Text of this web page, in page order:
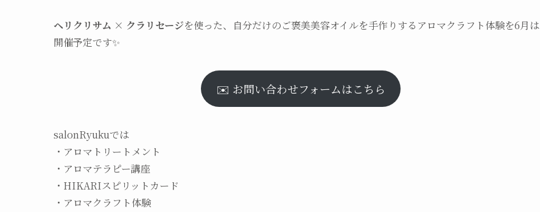
ヘリクリサム × クラリセージを使った、自分だけのご褒美美容オイルを手作りするアロマクラフト体験を6月は
開催予定です✨
✉️ お問い合わせフォームはこちら
salonRyukuでは
・アロマトリートメント
・アロマテラピー講座
・HIKARIスピリットカード
・アロマクラフト体験